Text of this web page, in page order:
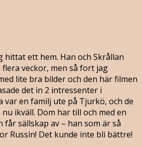
hittat ett hem. Han och Skrållan
veckor, men så fort jag
lite bra bilder och den här filmen
det in 2 intressenter i
var en familj ute på Tjurkö, och de
ikväll. Dom har till och med en
får sällskap av – han som är så
Russin! Det kunde inte bli bättre!